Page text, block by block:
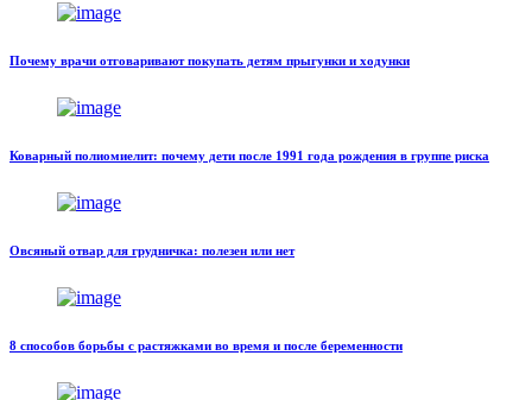
Почему врачи отговаривают покупать детям прыгунки и ходунки
Коварный полиомиелит: почему дети после 1991 года рождения в группе риска
Овсяный отвар для грудничка: полезен или нет
8 способов борьбы с растяжками во время и после беременности